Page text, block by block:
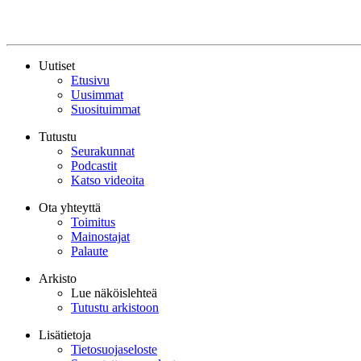
Uutiset
Etusivu
Uusimmat
Suosituimmat
Tutustu
Seurakunnat
Podcastit
Katso videoita
Ota yhteyttä
Toimitus
Mainostajat
Palaute
Arkisto
Lue näköislehteä
Tutustu arkistoon
Lisätietoja
Tietosuojaseloste